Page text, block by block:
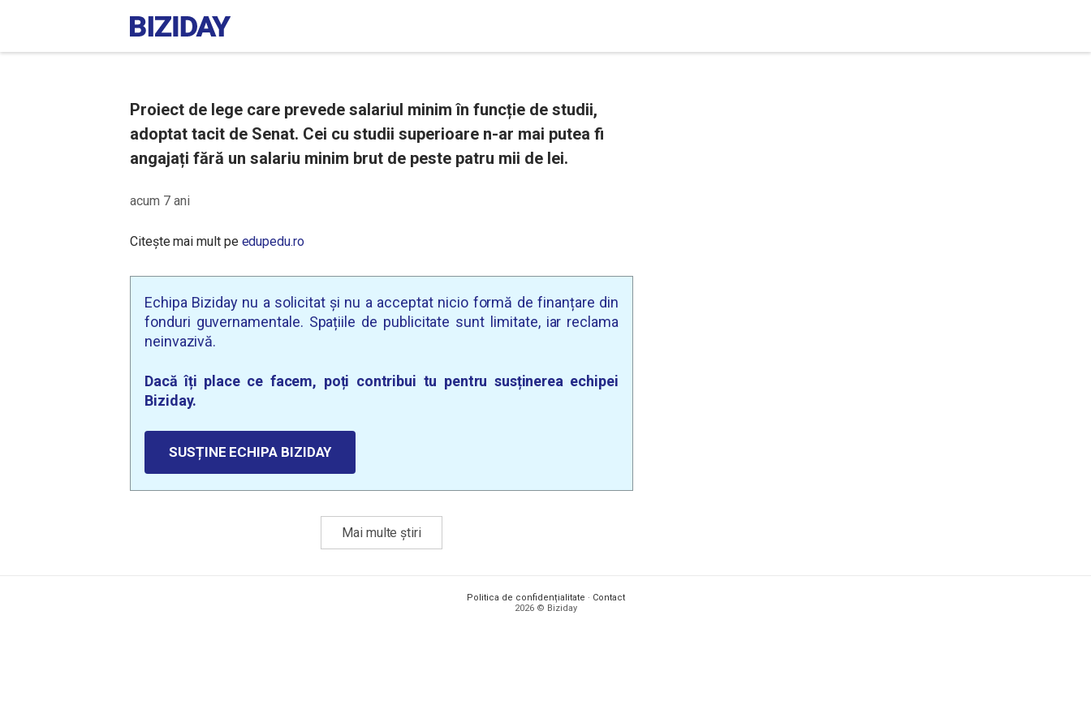
Proiect de lege care prevede salariul minim în funcție de studii,
adoptat tacit de Senat. Cei cu studii superioare n-ar mai putea fi
angajați fără un salariu minim brut de peste patru mii de lei.
acum 7 ani
Citește mai mult pe edupedu.ro
Echipa Biziday nu a solicitat și nu a acceptat nicio formă de finanțare din
fonduri guvernamentale. Spațiile de publicitate sunt limitate, iar reclama
neinvazivă.
Dacă îți place ce facem, poți contribui tu pentru susținerea echipei
Biziday.
SUSȚINE ECHIPA BIZIDAY
Mai multe știri
Politica de confidențialitate · Contact
2026 © Biziday